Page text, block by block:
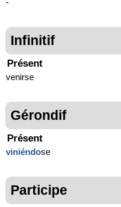
-
Infinitif
Présent
venirse
Gérondif
Présent
viniéndose
Participe